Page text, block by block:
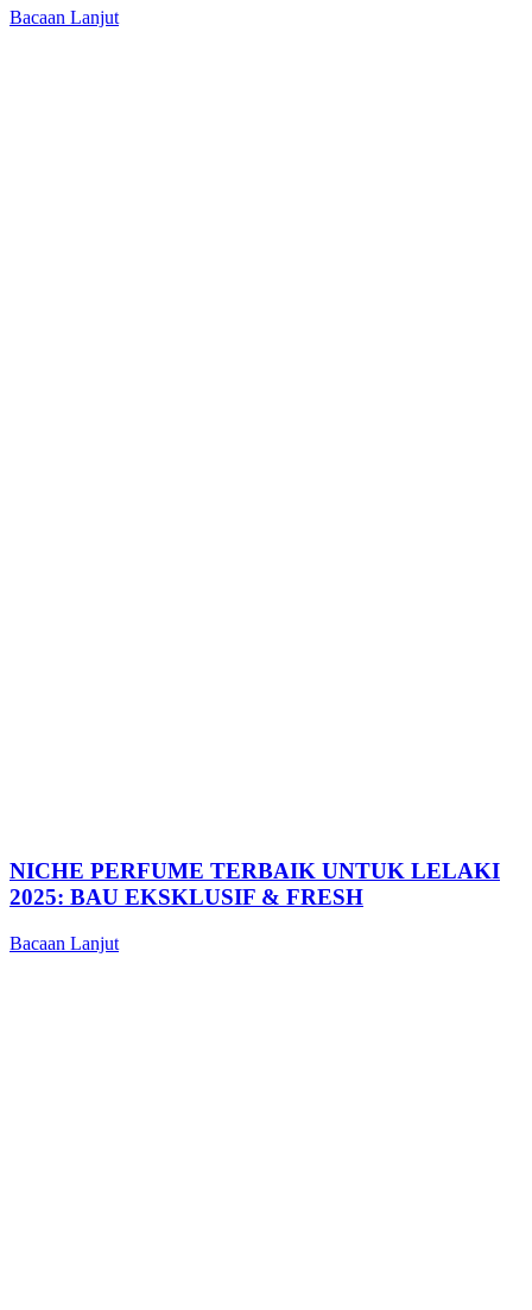
Bacaan Lanjut
NICHE PERFUME TERBAIK UNTUK LELAKI
2025: BAU EKSKLUSIF & FRESH
Bacaan Lanjut